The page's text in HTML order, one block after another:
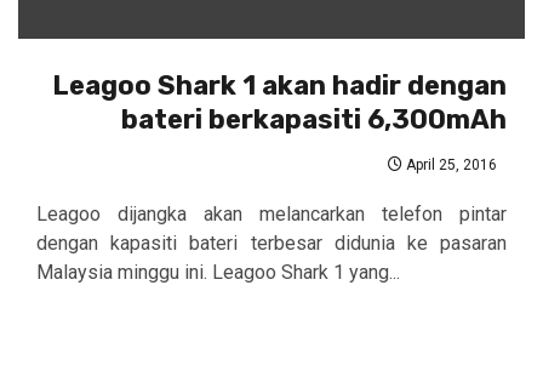
Leagoo Shark 1 akan hadir dengan
bateri berkapasiti 6,300mAh
April 25, 2016
Leagoo dijangka akan melancarkan telefon pintar
dengan kapasiti bateri terbesar didunia ke pasaran
Malaysia minggu ini. Leagoo Shark 1 yang...